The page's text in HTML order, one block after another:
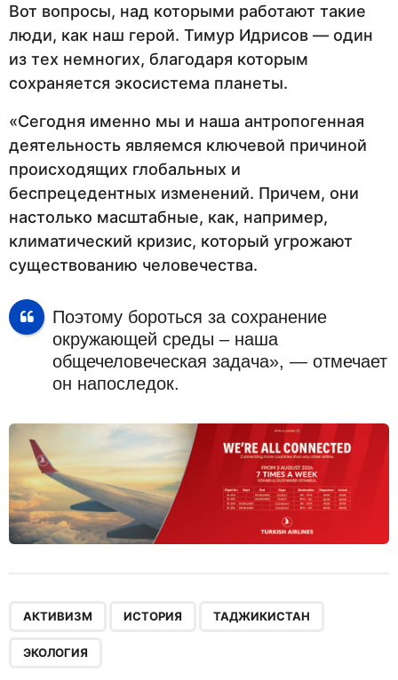
Вот вопросы, над которыми работают такие
люди, как наш герой. Тимур Идрисов — один
из тех немногих, благодаря которым
сохраняется экосистема планеты.
«Сегодня именно мы и наша антропогенная
деятельность являемся ключевой причиной
происходящих глобальных и
беспрецедентных изменений. Причем, они
настолько масштабные, как, например,
климатический кризис, который угрожают
существованию человечества.
Поэтому бороться за сохранение
окружающей среды – наша
общечеловеческая задача», — отмечает
он напоследок.
АКТИВИЗМ ИСТОРИЯ ТАДЖИКИСТАН
ЭКОЛОГИЯ